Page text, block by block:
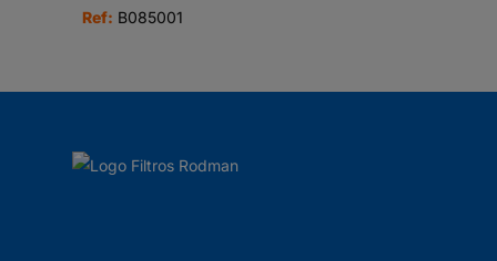
Ref: B085001